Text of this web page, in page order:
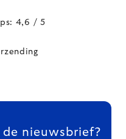
4,6 / 5
nieuwsbrief?